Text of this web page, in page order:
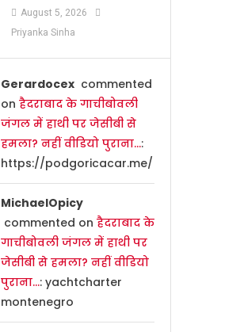
August 5, 2026
Priyanka Sinha
Gerardocexcommented
on हैदराबाद के गाचीबोवली
जंगल में हाथी पर जेसीबी से
हमला? नहीं वीडियो पुराना…:
https://podgoricacar.me/
MichaelOpicy
commented on हैदराबाद के
गाचीबोवली जंगल में हाथी पर
जेसीबी से हमला? नहीं वीडियो
पुराना…: yachtcharter
montenegro